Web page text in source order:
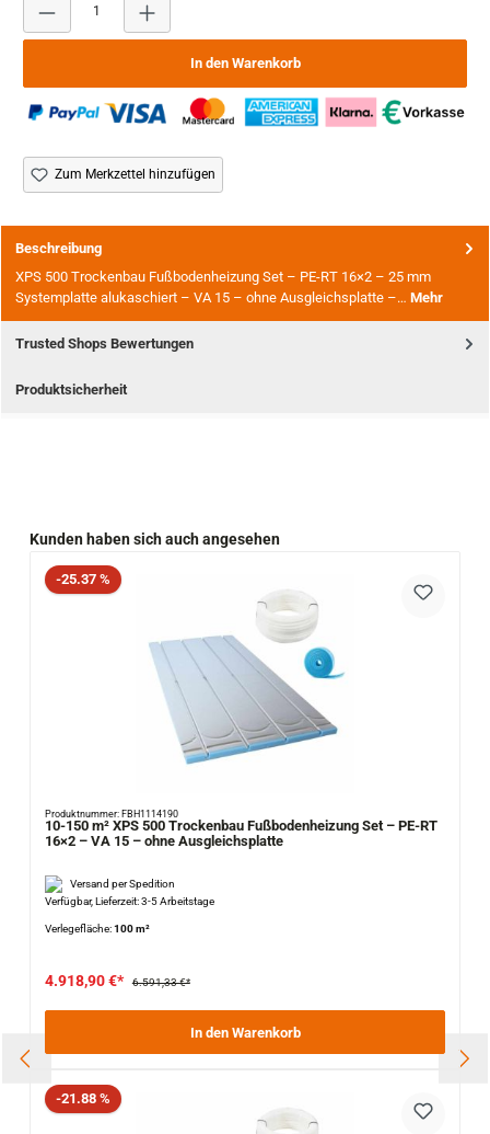
In den Warenkorb
Zum Merkzettel hinzufügen
Beschreibung
XPS 500 Trockenbau Fußbodenheizung Set – PE-RT 16×2 – 25 mm
Systemplatte alukaschiert – VA 15 – ohne Ausgleichsplatte –… Mehr
Trusted Shops Bewertungen
Produktsicherheit
Produktgalerie überspringen
Kunden haben sich auch angesehen
Rabatt
-25.37 %
Produktnummer: FBH1114190
10-150 m² XPS 500 Trockenbau Fußbodenheizung Set – PE-RT
16×2 – VA 15 – ohne Ausgleichsplatte
Versand per Spedition
Verfügbar, Lieferzeit: 3-5 Arbeitstage
Verlegefläche:100 m²
4.918,90 €* 6.591,33 €*
In den Warenkorb
Rabatt
-21.88 %